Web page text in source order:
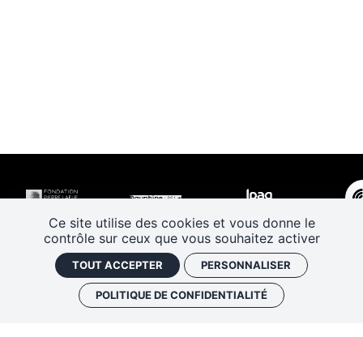
Ce site utilise des cookies et vous donne le
contrôle sur ceux que vous souhaitez activer
TOUT ACCEPTER PERSONNALISER
POLITIQUE DE CONFIDENTIALITÉ